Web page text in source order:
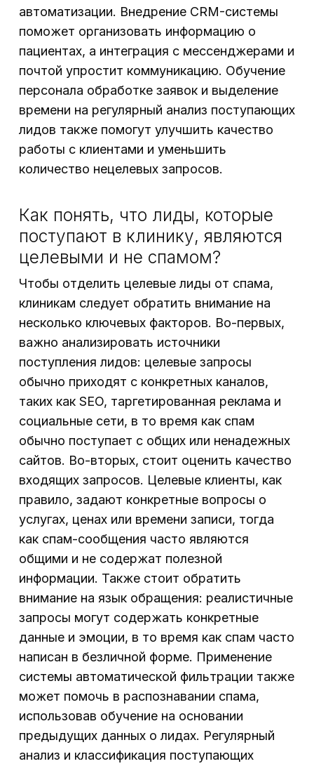
автоматизации. Внедрение CRM-системы
поможет организовать информацию о
пациентах, а интеграция с мессенджерами и
почтой упростит коммуникацию. Обучение
персонала обработке заявок и выделение
времени на регулярный анализ поступающих
лидов также помогут улучшить качество
работы с клиентами и уменьшить
количество нецелевых запросов.
Как понять, что лиды, которые
поступают в клинику, являются
целевыми и не спамом?
Чтобы отделить целевые лиды от спама,
клиникам следует обратить внимание на
несколько ключевых факторов. Во-первых,
важно анализировать источники
поступления лидов: целевые запросы
обычно приходят с конкретных каналов,
таких как SEO, таргетированная реклама и
социальные сети, в то время как спам
обычно поступает с общих или ненадежных
сайтов. Во-вторых, стоит оценить качество
входящих запросов. Целевые клиенты, как
правило, задают конкретные вопросы о
услугах, ценах или времени записи, тогда
как спам-сообщения часто являются
общими и не содержат полезной
информации. Также стоит обратить
внимание на язык обращения: реалистичные
запросы могут содержать конкретные
данные и эмоции, в то время как спам часто
написан в безличной форме. Применение
системы автоматической фильтрации также
может помочь в распознавании спама,
использовав обучение на основании
предыдущих данных о лидах. Регулярный
анализ и классификация поступающих